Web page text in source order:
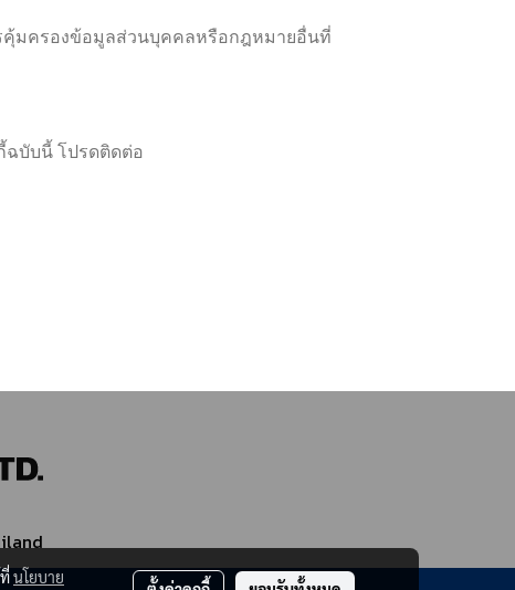
คุ้มครองข้อมูลส่วนบุคคลหรือกฎหมายอื่นที่
ฉบับนี้ โปรดติดต่อ
นโยบาย